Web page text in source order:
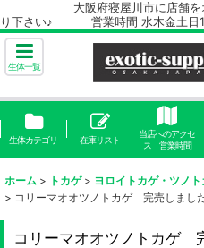
大阪府寝屋川市に店舗をオー
り下さい♪ 営業時間 水木金土日
生体一覧
生体カテゴリ 在庫リスト
当店へのアクセ
ス 営業時間
ホーム > トカゲ > ヨロイトカゲ・ツノ
> コリーマオオツノトカゲ 完売しまし
コリーマオオツノトカゲ